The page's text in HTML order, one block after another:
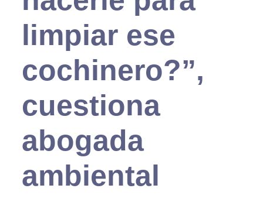
limpiar ese
cochinero?”,
cuestiona
abogada
ambiental